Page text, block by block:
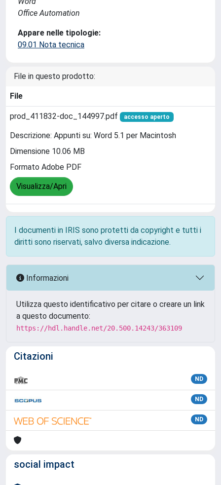
Office Automation
Appare nelle tipologie:
09.01 Nota tecnica
File in questo prodotto:
File
prod_411832-doc_144997.pdf accesso aperto
Descrizione: Appunti su: Word 5.1 per Macintosh
Dimensione 10.06 MB
Formato Adobe PDF
Visualizza/Apri
I documenti in IRIS sono protetti da copyright e tutti i
diritti sono riservati, salvo diversa indicazione.
Informazioni
Utilizza questo identificativo per citare o creare un link
a questo documento:
https://hdl.handle.net/20.500.14243/363109
Citazioni
ND
ND
ND
social impact